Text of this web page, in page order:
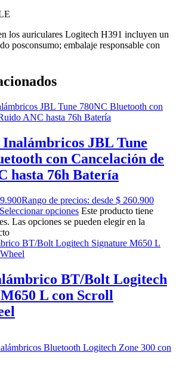
los auriculares Logitech H391 incluyen un
posconsumo; embalaje responsable con
JBL Tune
con Cancelación de
hasta 76h Batería
Rango de precios: desde $ 260.900
Seleccionar opciones Este producto tiene
Las opciones se pueden elegir en la
BT/Bolt Logitech
L con Scroll